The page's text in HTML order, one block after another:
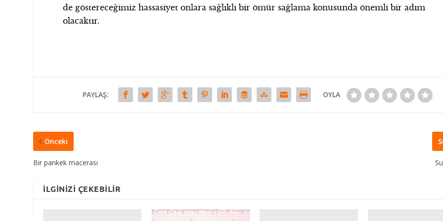
de göstereceğimiz hassasiyet onlara sağlıklı bir ömür sağlama konusunda önemli bir adım
olacaktır.
PAYLAŞ: OYLA
Önceki
Bir pankek macerası
İLGINIZI ÇEKEBILIR